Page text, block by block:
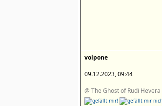
volpone
09.12.2023, 09:44
@ The Ghost of Rudi Hevera